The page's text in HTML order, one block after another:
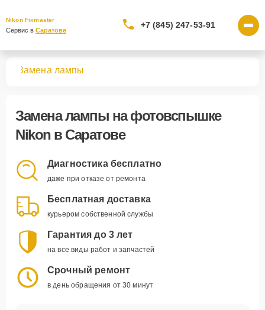
Nikon Fixmaster
Сервис в Саратове
+7 (845) 247-53-91
Замена лампы
Замена лампы на фотовспышке
Nikon в Саратове
Диагностика бесплатно
даже при отказе от ремонта
Бесплатная доставка
курьером собственной службы
Гарантия до 3 лет
на все виды работ и запчастей
Срочный ремонт
в день обращения от 30 минут